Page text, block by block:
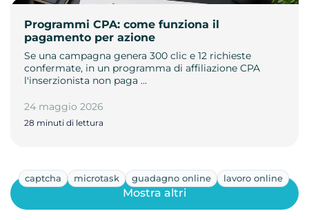
Programmi CPA: come funziona il
pagamento per azione
Se una campagna genera 300 clic e 12 richieste
confermate, in un programma di affiliazione CPA
l'inserzionista non paga …
24 maggio 2026
28 minuti di lettura
captcha microtask guadagno online lavoro online
Mostra altri